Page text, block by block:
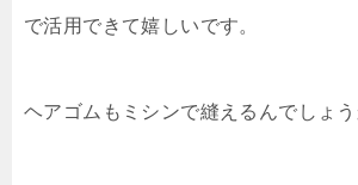
で活用できて嬉しいです。
ヘアゴムもミシンで縫えるんでしょう